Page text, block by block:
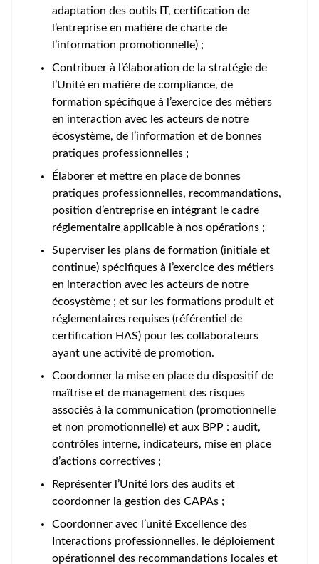
adaptation des outils IT, certification de
l’entreprise en matière de charte de
l’information promotionnelle) ;
Contribuer à l’élaboration de la stratégie de
l’Unité en matière de compliance, de
formation spécifique à l’exercice des métiers
en interaction avec les acteurs de notre
écosystème, de l’information et de bonnes
pratiques professionnelles ;
Élaborer et mettre en place de bonnes
pratiques professionnelles, recommandations,
position d’entreprise en intégrant le cadre
réglementaire applicable à nos opérations ;
Superviser les plans de formation (initiale et
continue) spécifiques à l’exercice des métiers
en interaction avec les acteurs de notre
écosystème ; et sur les formations produit et
réglementaires requises (référentiel de
certification HAS) pour les collaborateurs
ayant une activité de promotion.
Coordonner la mise en place du dispositif de
maîtrise et de management des risques
associés à la communication (promotionnelle
et non promotionnelle) et aux BPP : audit,
contrôles interne, indicateurs, mise en place
d’actions correctives ;
Représenter l’Unité lors des audits et
coordonner la gestion des CAPAs ;
Coordonner avec l’unité Excellence des
Interactions professionnelles, le déploiement
opérationnel des recommandations locales et